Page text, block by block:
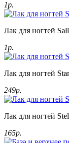
1р.
Лак для ногтей
1р.
Лак для ногтей
249р.
Лак для ногтей
165р.